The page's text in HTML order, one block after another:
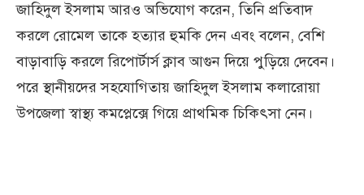
জাহিদুল ইসলাম আরও অভিযোগ করেন, তিনি প্রতিবাদ
করলে রোমেল তাকে হত্যার হুমকি দেন এবং বলেন, বেশি
বাড়াবাড়ি করলে রিপোর্টার্স ক্লাব আগুন দিয়ে পুড়িয়ে দেবেন।
পরে স্থানীয়দের সহযোগিতায় জাহিদুল ইসলাম কলারোয়া
উপজেলা স্বাস্থ্য কমপ্লেক্সে গিয়ে প্রাথমিক চিকিৎসা নেন।